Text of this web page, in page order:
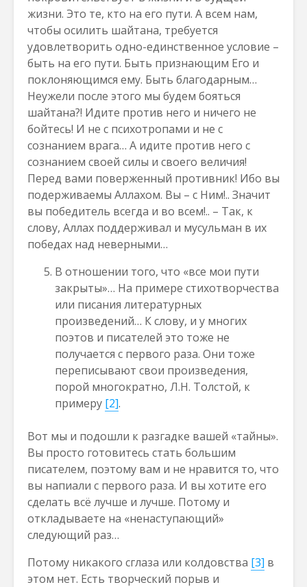
жизни. Это те, кто на его пути. А всем нам,
чтобы осилить шайтана, требуется
удовлетворить одно-единственное условие –
быть на его пути. Быть признающим Его и
поклоняющимся ему. Быть благодарным…
Неужели после этого мы будем бояться
шайтана?! Идите против него и ничего не
бойтесь! И не с психотропами и не с
сознанием врага… А идите против него с
сознанием своей силы и своего величия!
Перед вами поверженный противник! Ибо вы
подерживаемы Аллахом. Вы – с Ним!.. Значит
вы победитель всегда и во всем!.. – Так, к
слову, Аллах поддерживал и мусульман в их
победах над неверными…
В отношении того, что «все мои пути
закрыты»… На примере стихотворчества
или писания литературных
произведений… К слову, и у многих
поэтов и писателей это тоже не
получается с первого раза. Они тоже
переписывают свои произведения,
порой многократно, Л.Н. Толстой, к
примеру [2].
Вот мы и подошли к разгадке вашей «тайны».
Вы просто готовитесь стать большим
писателем, поэтому вам и не нравится то, что
вы напиали с первого раза. И вы хотите его
сделать всё лучше и лучше. Потому и
откладываете на «ненаступающий»
следующий раз…
Потому никакого сглаза или колдовства [3] в
этом нет. Есть творческий порыв и